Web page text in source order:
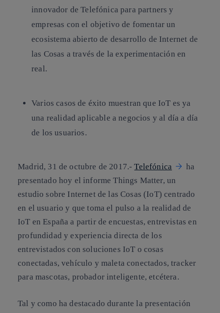
innovador de Telefónica para partners y
empresas con el objetivo de fomentar un
ecosistema abierto de desarrollo de Internet de
las Cosas a través de la experimentación en
real.
Varios casos de éxito muestran que IoT es ya
una realidad aplicable a negocios y al día a día
de los usuarios.
Madrid, 31 de octubre de 2017.- Telefónica
ha
presentado hoy el informe Things Matter, un
estudio sobre Internet de las Cosas (IoT) centrado
en el usuario y que toma el pulso a la realidad de
IoT en España a partir de encuestas, entrevistas en
profundidad y experiencia directa de los
entrevistados con soluciones IoT o cosas
conectadas, vehículo y maleta conectados, tracker
para mascotas, probador inteligente, etcétera.
Tal y como ha destacado durante la presentación